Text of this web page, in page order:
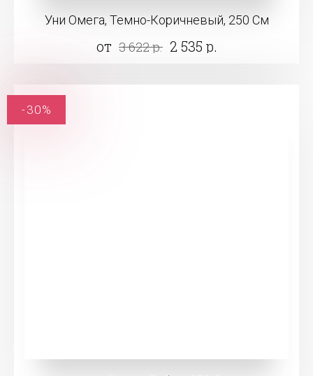
Уни Омега, Темно-Коричневый, 250 См
от 3 622 р. 2 535 р.
-30%